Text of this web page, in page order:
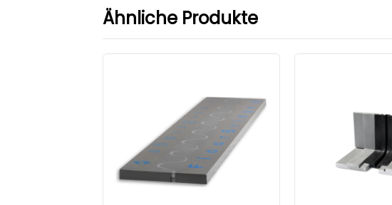
Ähnliche Produkte